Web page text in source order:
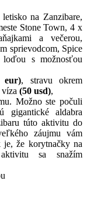
na Zanzibare,
Stone Town, 4 x
a večerou,
sprievodcom, Spice
s možnosťou
eur), stravu okrem
(50 usd),
Možno ste počuli
aldabra
túto aktivitu do
záujmu vám
že korytnačky na
sa snažím